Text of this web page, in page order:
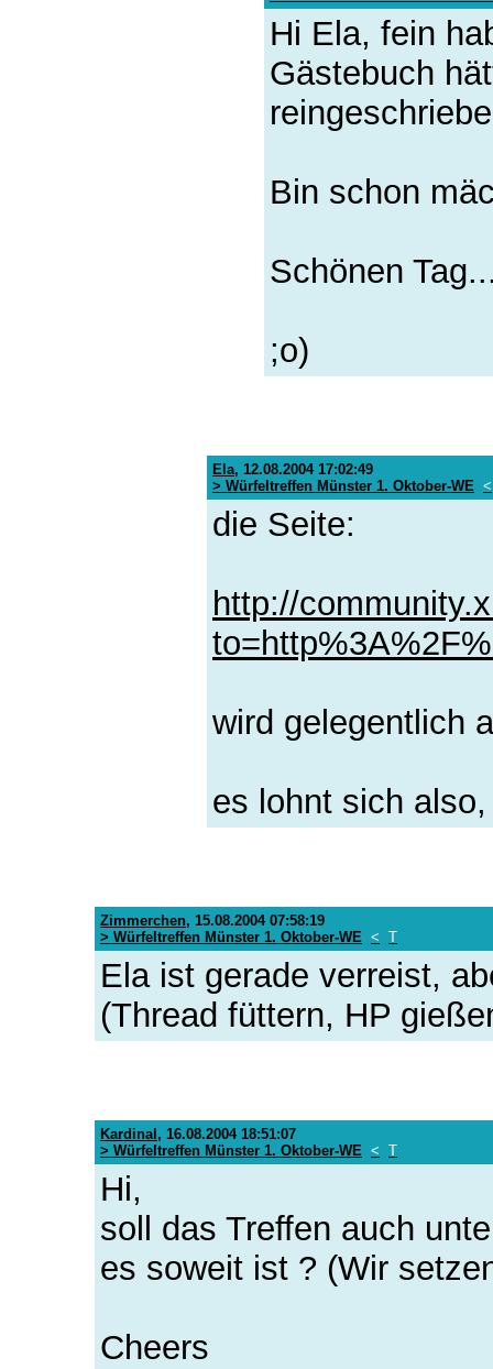
Hi Ela, fein
Gästebuch
Bin schon
Schönen
;o)
Ela, 12.08.2004 17:02:49
> Würfeltreffen Münster 1. Oktober-WE <
die Seite:
http://
wird gelegentlich
es lohnt sich
Zimmerchen, 15.08.2004 07:58:19
> Würfeltreffen Münster 1. Oktober-WE < T
Ela ist gerade verreist,
(Thread füttern, HP
Kardinal , 16.08.2004 18:51:07
> Würfeltreffen Münster 1. Oktober-WE < T
Hi,
soll das Treffen auch
es soweit ist ? (Wir
Cheers